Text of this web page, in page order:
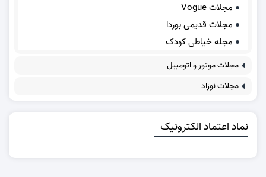
مجلات Vogue
مجلات قدیمی بوردا
مجله خیاطی کودک
مجلات موتور و اتومبیل
مجلات نوزاد
نماد اعتماد الکترونیک